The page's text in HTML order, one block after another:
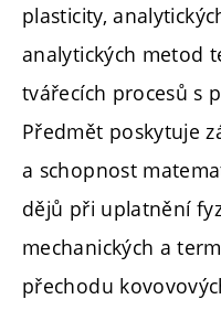
plasticity,
analytických metod
tvářecích procesů s
Předmět poskytuje
a schopnost
dějů při uplatnění
mechanických a
přechodu